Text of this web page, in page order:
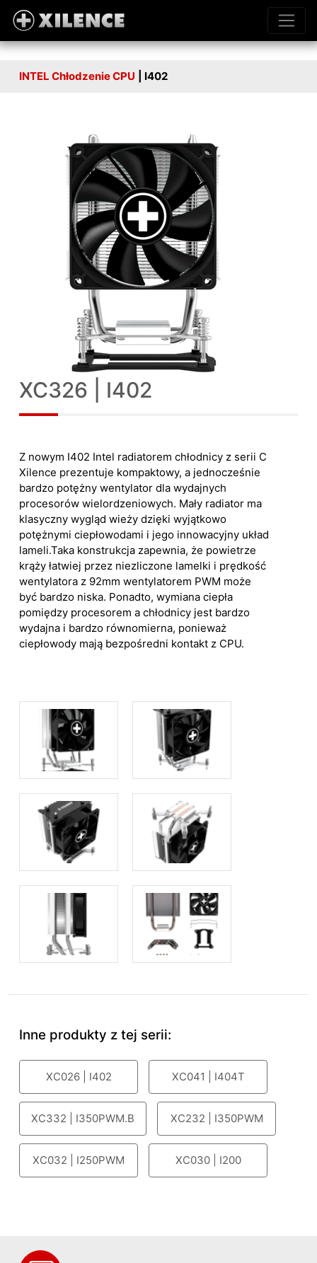
INTEL Chłodzenie CPU | I402
XC326 | I402
Z nowym I402 Intel radiatorem chłodnicy z serii C
Xilence prezentuje kompaktowy, a jednocześnie
bardzo potężny wentylator dla wydajnych
procesorów wielordzeniowych. Mały radiator ma
klasyczny wygląd wieży dzięki wyjątkowo
potężnymi ciepłowodami i jego innowacyjny układ
lameli.Taka konstrukcja zapewnia, że powietrze
krąży łatwiej przez niezliczone lamelki i prędkość
wentylatora z 92mm wentylatorem PWM może
być bardzo niska. Ponadto, wymiana ciepła
pomiędzy procesorem a chłodnicy jest bardzo
wydajna i bardzo równomierna, ponieważ
ciepłowody mają bezpośredni kontakt z CPU.
Inne produkty z tej serii:
XC026 | I402 XC041 | I404T
XC332 | I350PWM.B XC232 | I350PWM
XC032 | I250PWM XC030 | I200